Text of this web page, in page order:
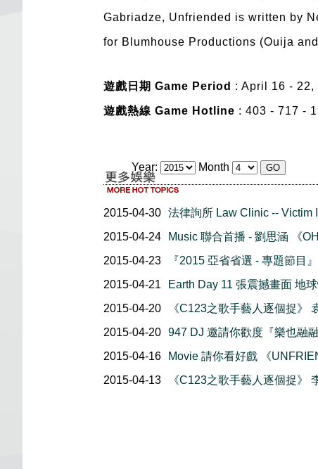
Gabriadze, Unfriended is written by
for Blumhouse Productions (Ouija
遊戲日期 Game Period : April 16 - 22,
遊戲熱線 Game Hotline : 403 - 717 -
Year: Month
2015-04-30 法律詢所 Law Clinic -- Victim
2015-04-24
Music 聯合首播 - 劉思涵 《
2015-04-23
『2015 亞省省選 - 專題節目』
2015-04-21
Earth Day 11 張震撼畫面 地
2015-04-20
《C123之歌手藝人逐個捉》
2015-04-20 947 DJ 邀請你歡度『樂也融融
2015-04-16
Movie 請你看好戲 《
2015-04-13
《C123之歌手藝人逐個捉》